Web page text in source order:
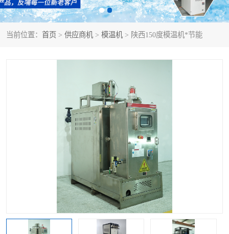
当前位置： 首页 > 供应商机 > 模温机 > 陕西150度模温机*节能